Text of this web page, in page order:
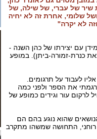
שיר של עברי, של שילה, של
שלומי, אחרת זה לא יחיה
וזה לא יקרה"
עם יצירתו של כהן השנה -
כנרת-זמורה-ביתן). במופע
לעבוד על תרגומים.
את הספר ולפני כמה
לרקום עור וגידים כמופע של
שהוא נוגע בהם הם
התחושה שמשהו מתקרב